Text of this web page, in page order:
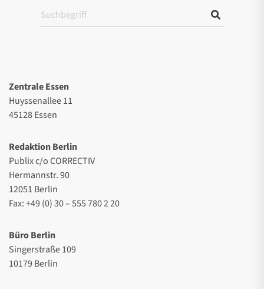
Zentrale Essen
Huyssenallee 11
45128 Essen
Redaktion Berlin
Publix c/o CORRECTIV
Hermannstr. 90
12051 Berlin
Fax: +49 (0) 30 – 555 780 2 20
Büro Berlin
Singerstraße 109
10179 Berlin